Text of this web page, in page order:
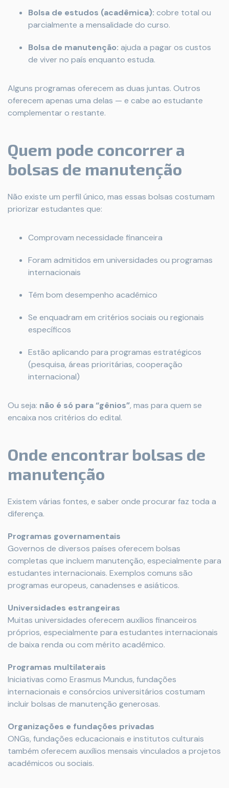
Bolsa de estudos (acadêmica): cobre total ou
parcialmente a mensalidade do curso.
Bolsa de manutenção: ajuda a pagar os custos
de viver no país enquanto estuda.
Alguns programas oferecem as duas juntas. Outros
oferecem apenas uma delas — e cabe ao estudante
complementar o restante.
Quem pode concorrer a
bolsas de manutenção
Não existe um perfil único, mas essas bolsas costumam
priorizar estudantes que:
Comprovam necessidade financeira
Foram admitidos em universidades ou programas
internacionais
Têm bom desempenho acadêmico
Se enquadram em critérios sociais ou regionais
específicos
Estão aplicando para programas estratégicos
(pesquisa, áreas prioritárias, cooperação
internacional)
Ou seja: não é só para “gênios”, mas para quem se
encaixa nos critérios do edital.
Onde encontrar bolsas de
manutenção
Existem várias fontes, e saber onde procurar faz toda a
diferença.
Programas governamentais
Governos de diversos países oferecem bolsas
completas que incluem manutenção, especialmente para
estudantes internacionais. Exemplos comuns são
programas europeus, canadenses e asiáticos.
Universidades estrangeiras
Muitas universidades oferecem auxílios financeiros
próprios, especialmente para estudantes internacionais
de baixa renda ou com mérito acadêmico.
Programas multilaterais
Iniciativas como Erasmus Mundus, fundações
internacionais e consórcios universitários costumam
incluir bolsas de manutenção generosas.
Organizações e fundações privadas
ONGs, fundações educacionais e institutos culturais
também oferecem auxílios mensais vinculados a projetos
acadêmicos ou sociais.